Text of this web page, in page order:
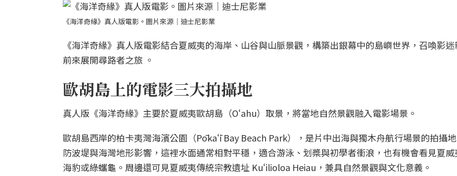
《海洋奇緣》真人版電影。圖片來源｜迪士尼影業
《海洋奇緣》真人版電影結合夏威夷的海岸、山谷與山脈景觀，構築出銀幕中的島嶼世界，召喚影迷
前來展開尋路者之旅 。
歐胡島上的電影三大拍攝地
真人版《海洋奇緣》主要於夏威夷歐胡島（Oʻahu）取景，將當地自然景觀融入電影場景。
歐胡島西岸的柏卡夷灣海濱公園（Pōkaʻī Bay Beach Park），是片中出海與獨木舟航行場景的拍攝
防波堤與海灣地形影響，這裡水面通常相對平穩，適合游泳、划槳與初學者衝浪，也有機會看見夏威
海豹或綠蠵龜。周邊還可見夏威夷傳統宗教遺址 Kuʻilioloa Heiau，兼具自然景觀與文化意義。